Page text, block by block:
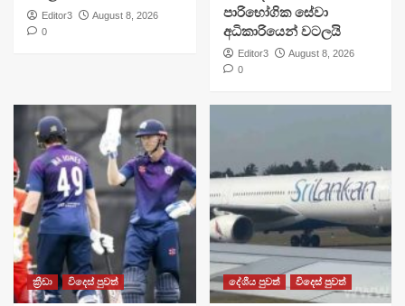
Editor3
August 8, 2026
0
පාරිභෝගික සේවා
අධිකාරියෙන් වටලයි
Editor3
August 8, 2026
0
ක්‍රීඩා විදෙස් පුවත් දේශීය පුවත් විදෙස් පුවත්